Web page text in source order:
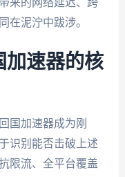
在泥泞中跋涉。
加速器的核
国加速器成为刚
识别能否击破上述
限流、全平台覆盖